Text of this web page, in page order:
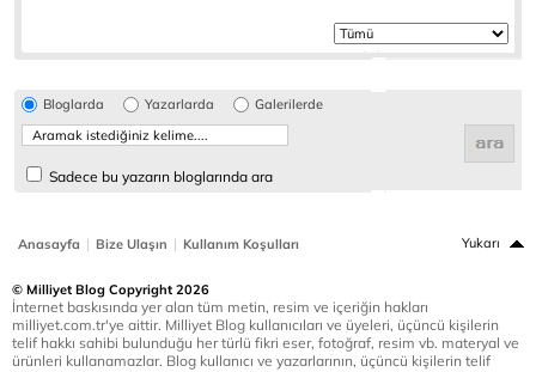
Bloglarda Yazarlarda Galerilerde
Sadece bu yazarın bloglarında ara
Anasayfa | Bize Ulaşın | Kullanım Koşulları Yukarı
© Milliyet Blog Copyright 2026
İnternet baskısında yer alan tüm metin, resim ve içeriğin hakları
milliyet.com.tr'ye aittir. Milliyet Blog kullanıcıları ve üyeleri, üçüncü kişilerin
telif hakkı sahibi bulunduğu her türlü fikri eser, fotoğraf, resim vb. materyal ve
ürünleri kullanamazlar. Blog kullanıcı ve yazarlarının, üçüncü kişilerin telif